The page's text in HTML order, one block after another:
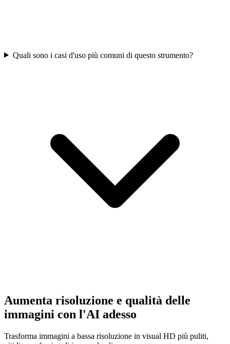
Quali sono i casi d'uso più comuni di questo strumento?
Aumenta risoluzione e qualità delle
immagini con l'AI adesso
Trasforma immagini a bassa risoluzione in visual HD più puliti,